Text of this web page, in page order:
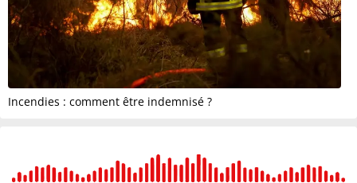
Incendies : comment être indemnisé ?